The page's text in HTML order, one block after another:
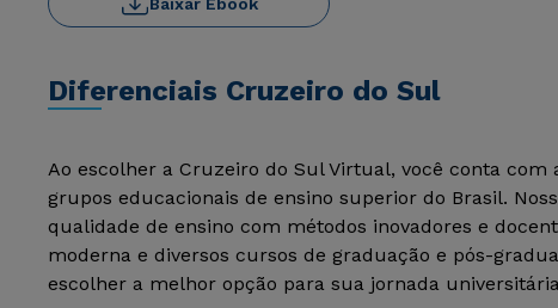
Diferenciais Cruzeiro do Sul
Ao escolher a Cruzeiro do Sul Virtual, você conta
grupos educacionais de ensino superior do Brasil.
qualidade de ensino com métodos inovadores e
moderna e diversos cursos de graduação e pós-
escolher a melhor opção para sua jornada